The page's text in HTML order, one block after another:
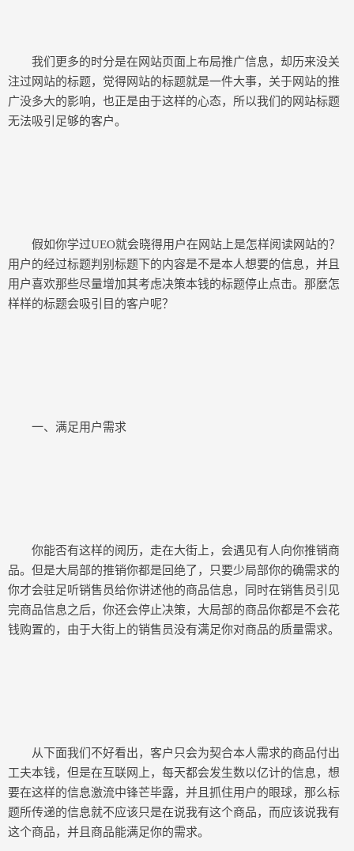
我们更多的时分是在网站页面上布局推广信息，却历来没关
注过网站的标题，觉得网站的标题就是一件大事，关于网站的推
广没多大的影响，也正是由于这样的心态，所以我们的网站标题
无法吸引足够的客户。
假如你学过UEO就会晓得用户在网站上是怎样阅读网站的？
用户的经过标题判别标题下的内容是不是本人想要的信息，并且
用户喜欢那些尽量增加其考虑决策本钱的标题停止点击。那麼怎
样样的标题会吸引目的客户呢？
一、满足用户需求
你能否有这样的阅历，走在大街上，会遇见有人向你推销商
品。但是大局部的推销你都是回绝了，只要少局部你的确需求的
你才会驻足听销售员给你讲述他的商品信息，同时在销售员引见
完商品信息之后，你还会停止决策，大局部的商品你都是不会花
钱购置的，由于大街上的销售员没有满足你对商品的质量需求。
从下面我们不好看出，客户只会为契合本人需求的商品付出
工夫本钱，但是在互联网上，每天都会发生数以亿计的信息，想
要在这样的信息激流中锋芒毕露，并且抓住用户的眼球，那么标
题所传递的信息就不应该只是在说我有这个商品，而应该说我有
这个商品，并且商品能满足你的需求。